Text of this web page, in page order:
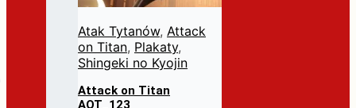
Atak Tytanów, Attack
on Titan, Plakaty,
Shingeki no Kyojin
Attack on Titan
AOT_123